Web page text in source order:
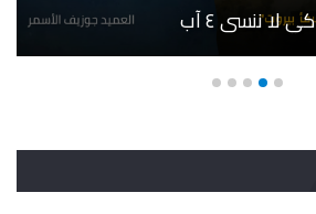
كي لا ننسى ٤ آب